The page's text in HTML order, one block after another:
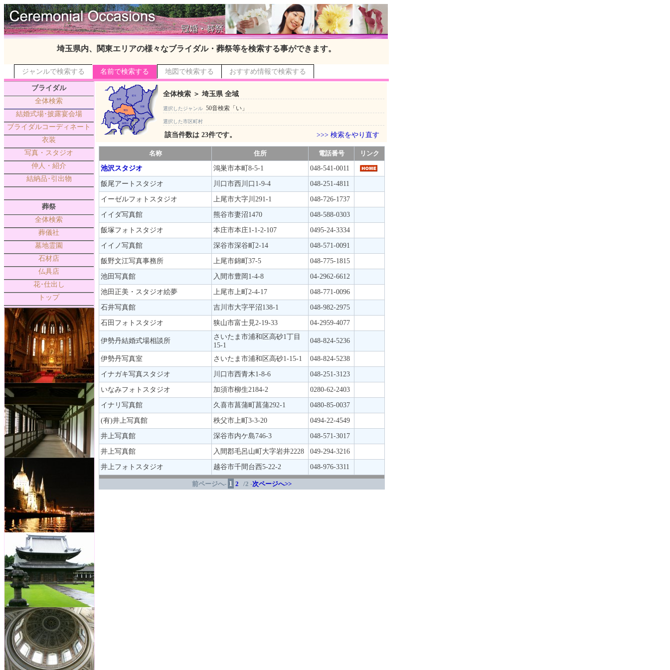
埼玉県内、関東エリアの様々なブライダル・葬祭等を検索する事ができます。
ジャンルで検索する 名前で検索する 地図で検索する おすすめ情報で検索する
ブライダル
全体検索
結婚式場･披露宴会場
ブライダルコーディネート
衣装
写真・スタジオ
仲人・紹介
結納品･引出物
葬祭
全体検索
葬儀社
墓地霊園
石材店
仏具店
花･仕出し
トップ
全体検索 ＞ 埼玉県 全域
選択したジャンル 50音検索「い」
選択した市区町村
該当件数は 23件です。 >>> 検索をやり直す
名称 住所 電話番号
リンク
池沢スタジオ
鴻巣市本町8-5-1 048-541-0011
飯尾アートスタジオ 川口市西川口1-9-4 048-251-4811
イーゼルフォトスタジオ 上尾市大字川291-1 048-726-1737
イイダ写真館 熊谷市妻沼1470 048-588-0303
飯塚フォトスタジオ 本庄市本庄1-1-2-107 0495-24-3334
イイノ写真館 深谷市深谷町2-14 048-571-0091
飯野文江写真事務所 上尾市錦町37-5 048-775-1815
池田写真館 入間市豊岡1-4-8 04-2962-6612
池田正美・スタジオ絵夢 上尾市上町2-4-17 048-771-0096
石井写真館 吉川市大字平沼138-1 048-982-2975
石田フォトスタジオ 狭山市富士見2-19-33 04-2959-4077
伊勢丹結婚式場相談所
さいたま市浦和区高砂1丁目
15-1
048-824-5236
伊勢丹写真室 さいたま市浦和区高砂1-15-1 048-824-5238
イナガキ写真スタジオ 川口市西青木1-8-6 048-251-3123
いなみフォトスタジオ 加須市柳生2184-2 0280-62-2403
イナリ写真館 久喜市菖蒲町菖蒲292-1 0480-85-0037
(有)井上写真館 秩父市上町3-3-20 0494-22-4549
井上写真館 深谷市内ケ島746-3 048-571-3017
井上写真館 入間郡毛呂山町大字岩井2228 049-294-3216
井上フォトスタジオ 越谷市千間台西5-22-2 048-976-3311
前ページへ- 1 2 /2 -次ページへ>>